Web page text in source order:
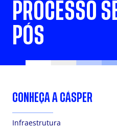
PROCESSO
PÓS
CONHEÇA A CÁSPER
Infraestrutura